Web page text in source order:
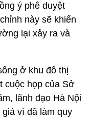
ý phê duyệt
này sẽ khiến
lại xảy ra và
ở khu đô thị
cuộc họp của Sở
lãnh đạo Hà Nội
vì đã làm quy